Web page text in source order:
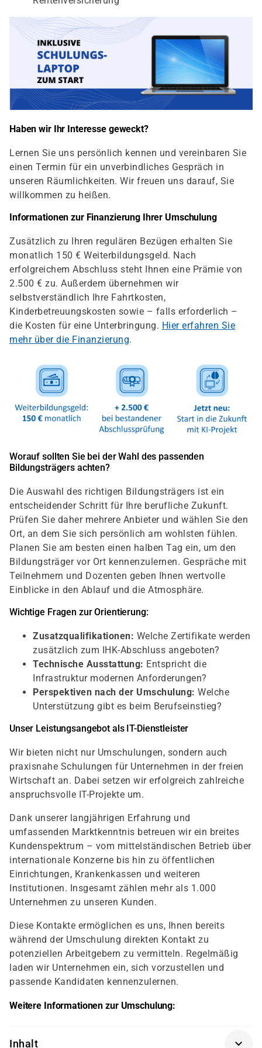
Haben wir Ihr Interesse geweckt?
Lernen Sie uns persönlich kennen und vereinbaren Sie
einen Termin für ein unverbindliches Gespräch in
unseren Räumlichkeiten. Wir freuen uns darauf, Sie
willkommen zu heißen.
Informationen zur Finanzierung Ihrer Umschulung
Zusätzlich zu Ihren regulären Bezügen erhalten Sie
monatlich 150 € Weiterbildungsgeld. Nach
erfolgreichem Abschluss steht Ihnen eine Prämie von
2.500 € zu. Außerdem übernehmen wir
selbstverständlich Ihre Fahrtkosten,
Kinderbetreuungskosten sowie – falls erforderlich –
die Kosten für eine Unterbringung. Hier erfahren Sie
mehr über die Finanzierung.
Worauf sollten Sie bei der Wahl des passenden
Bildungsträgers achten?
Die Auswahl des richtigen Bildungsträgers ist ein
entscheidender Schritt für Ihre berufliche Zukunft.
Prüfen Sie daher mehrere Anbieter und wählen Sie den
Ort, an dem Sie sich persönlich am wohlsten fühlen.
Planen Sie am besten einen halben Tag ein, um den
Bildungsträger vor Ort kennenzulernen. Gespräche mit
Teilnehmern und Dozenten geben Ihnen wertvolle
Einblicke in den Ablauf und die Atmosphäre.
Wichtige Fragen zur Orientierung:
Zusatzqualifikationen: Welche Zertifikate werden
zusätzlich zum IHK-Abschluss angeboten?
Technische Ausstattung: Entspricht die
Infrastruktur modernen Anforderungen?
Perspektiven nach der Umschulung: Welche
Unterstützung gibt es beim Berufseinstieg?
Unser Leistungsangebot als IT-Dienstleister
Wir bieten nicht nur Umschulungen, sondern auch
praxisnahe Schulungen für Unternehmen in der freien
Wirtschaft an. Dabei setzen wir erfolgreich zahlreiche
anspruchsvolle IT-Projekte um.
Dank unserer langjährigen Erfahrung und
umfassenden Marktkenntnis betreuen wir ein breites
Kundenspektrum – vom mittelständischen Betrieb über
internationale Konzerne bis hin zu öffentlichen
Einrichtungen, Krankenkassen und weiteren
Institutionen. Insgesamt zählen mehr als 1.000
Unternehmen zu unseren Kunden.
Diese Kontakte ermöglichen es uns, Ihnen bereits
während der Umschulung direkten Kontakt zu
potenziellen Arbeitgebern zu vermitteln. Regelmäßig
laden wir Unternehmen ein, sich vorzustellen und
passende Kandidaten kennenzulernen.
Weitere Informationen zur Umschulung:
Inhalt